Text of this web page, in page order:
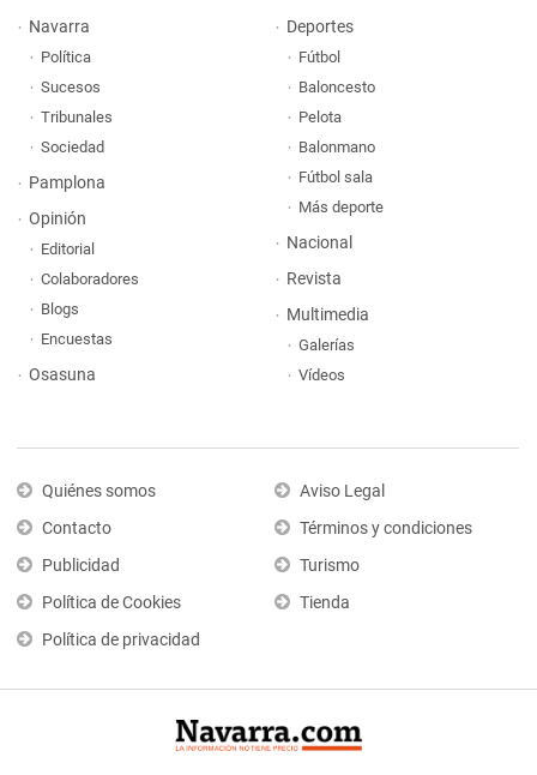
Navarra
Política
Sucesos
Tribunales
Sociedad
Pamplona
Opinión
Editorial
Colaboradores
Blogs
Encuestas
Osasuna
Deportes
Fútbol
Baloncesto
Pelota
Balonmano
Fútbol sala
Más deporte
Nacional
Revista
Multimedia
Galerías
Vídeos
Quiénes somos
Contacto
Publicidad
Política de Cookies
Política de privacidad
Aviso Legal
Términos y condiciones
Turismo
Tienda